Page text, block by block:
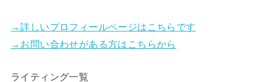
→詳しいプロフィールページはこちらです
→お問い合わせがある方はこちらから
ライティング一覧